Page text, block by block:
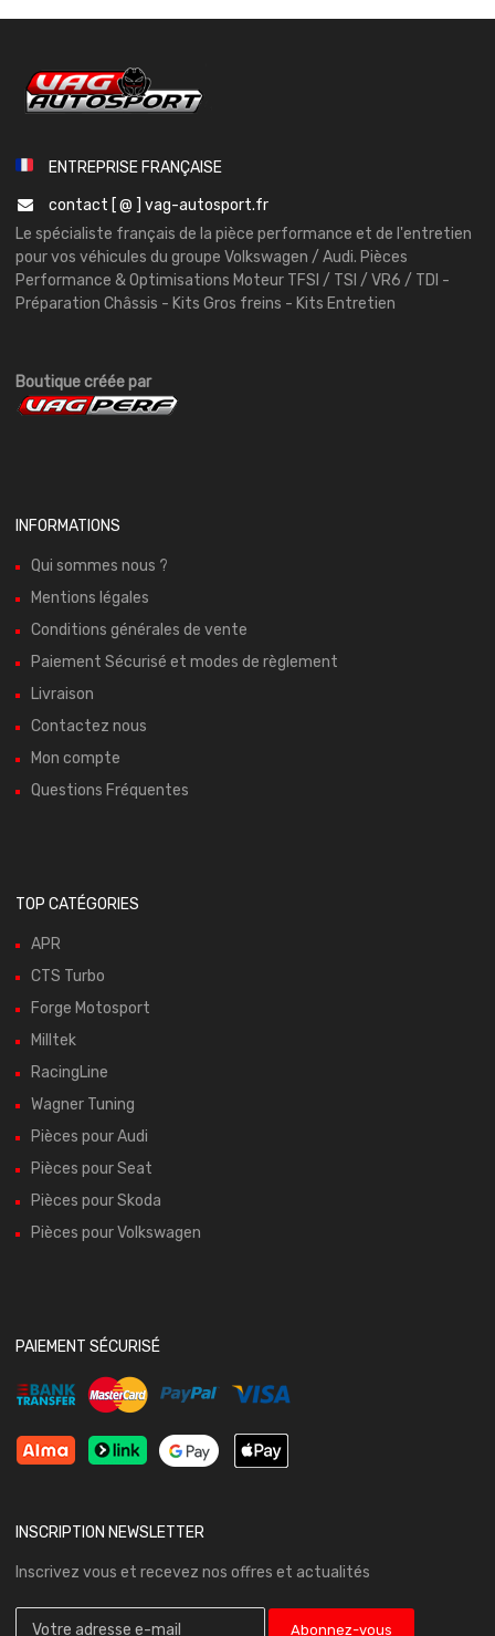
ENTREPRISE FRANÇAISE
contact [ @ ] vag-autosport.fr
Le spécialiste français de la pièce performance et de l'entretien
pour vos véhicules du groupe Volkswagen / Audi. Pièces
Performance & Optimisations Moteur TFSI / TSI / VR6 / TDI -
Préparation Châssis - Kits Gros freins - Kits Entretien
Boutique créée par
INFORMATIONS
Qui sommes nous ?
Mentions légales
Conditions générales de vente
Paiement Sécurisé et modes de règlement
Livraison
Contactez nous
Mon compte
Questions Fréquentes
TOP CATÉGORIES
APR
CTS Turbo
Forge Motosport
Milltek
RacingLine
Wagner Tuning
Pièces pour Audi
Pièces pour Seat
Pièces pour Skoda
Pièces pour Volkswagen
PAIEMENT SÉCURISÉ
INSCRIPTION NEWSLETTER
Inscrivez vous et recevez nos offres et actualités